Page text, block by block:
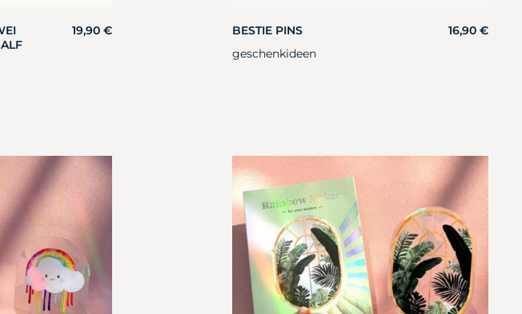
19,90 € BESTIE PINS 16,90 €
geschenkideen